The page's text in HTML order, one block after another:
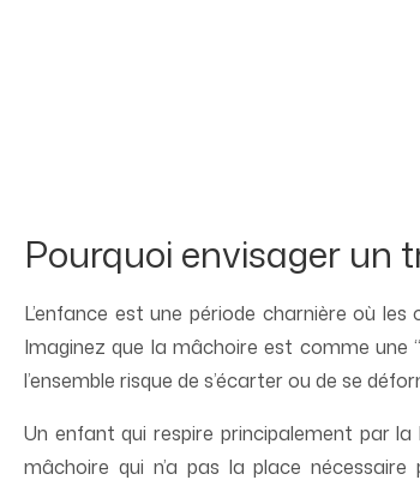
Pourquoi envisager un
L’enfance est une période charnière où
Imaginez que la mâchoire est comme une
l’ensemble risque de s’écarter ou de se
Un enfant qui respire principalement par
mâchoire qui n’a pas la place